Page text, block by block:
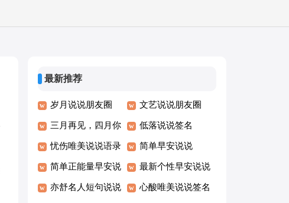
最新推荐
岁月说说朋友圈 文艺说说朋友圈
三月再见，四月你
好语录说说
低落说说签名
忧伤唯美说说语录 简单早安说说
简单正能量早安说
说
最新个性早安说说
亦舒名人短句说说 心酸唯美说说签名